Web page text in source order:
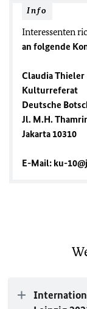
Info
Interessenten
an folgende
Claudia Thieler
Kulturreferat
Deutsche
Jl. M.H.
Jakarta 10310
E-Mail: ku-